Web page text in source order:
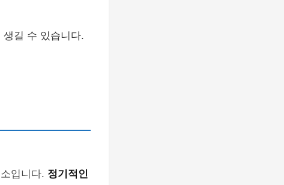
길 수 있습니다.
입니다. 정기적인